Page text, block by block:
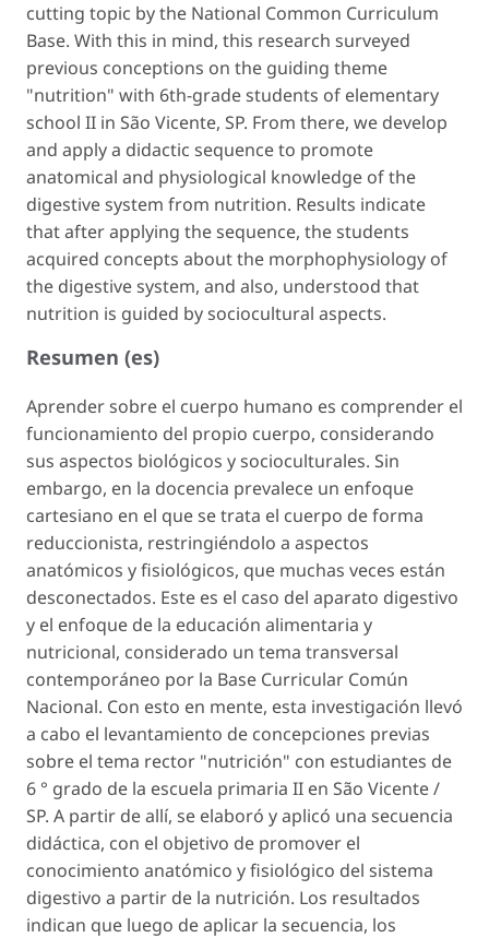
cutting topic by the National Common Curriculum
Base. With this in mind, this research surveyed
previous conceptions on the guiding theme
"nutrition" with 6th-grade students of elementary
school II in São Vicente, SP. From there, we develop
and apply a didactic sequence to promote
anatomical and physiological knowledge of the
digestive system from nutrition. Results indicate
that after applying the sequence, the students
acquired concepts about the morphophysiology of
the digestive system, and also, understood that
nutrition is guided by sociocultural aspects.
Resumen (es)
Aprender sobre el cuerpo humano es comprender el
funcionamiento del propio cuerpo, considerando
sus aspectos biológicos y socioculturales. Sin
embargo, en la docencia prevalece un enfoque
cartesiano en el que se trata el cuerpo de forma
reduccionista, restringiéndolo a aspectos
anatómicos y fisiológicos, que muchas veces están
desconectados. Este es el caso del aparato digestivo
y el enfoque de la educación alimentaria y
nutricional, considerado un tema transversal
contemporáneo por la Base Curricular Común
Nacional. Con esto en mente, esta investigación llevó
a cabo el levantamiento de concepciones previas
sobre el tema rector "nutrición" con estudiantes de
6 ° grado de la escuela primaria II en São Vicente /
SP. A partir de allí, se elaboró y aplicó una secuencia
didáctica, con el objetivo de promover el
conocimiento anatómico y fisiológico del sistema
digestivo a partir de la nutrición. Los resultados
indican que luego de aplicar la secuencia, los